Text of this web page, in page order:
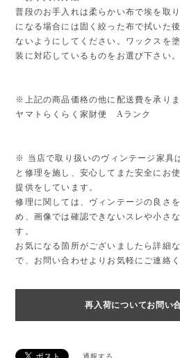
普段のお手入れは柔らかい布で埃を取
になる場合には固く絞った布で拭いた
ないようにしてください。ワックスを
装に対応しているものをお選び下さい。
※上記の商品価格の他に配送費を承りま
ヤマトらくらく家財便 Aランク
※ 当店で取り扱いのヴィンテージ家具
と修理を施し、安心してまた安全にお
提供をしています。
修理に関しては、ヴィンテージの良さ
め、画像では確認できないスレや小さ
す。
お気になる箇所がございましたら詳細
で、お問い合わせよりお気軽にご連絡く
再入荷についてお問い